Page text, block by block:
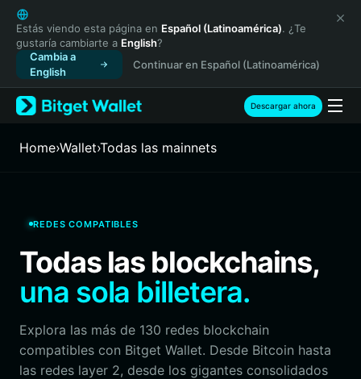
English
日本語
Tiếng Việt
Русский
Español (Latinoamérica)
Türkçe
Français
Português (Portugal)
ภาษาไทย
Português (Brasil)
Español (Argentina)
Estás viendo esta página en Español (Latinoamérica). ¿Te
gustaría cambiarte a English?
Cambia a
English
Continuar en Español (Latinoamérica)
Descargar ahora
Home›Wallet›Todas las mainnets
REDES COMPATIBLES
Todas las blockchains,
una sola billetera.
Explora las más de 130 redes blockchain
compatibles con Bitget Wallet. Desde Bitcoin hasta
las redes layer 2, desde los gigantes consolidados